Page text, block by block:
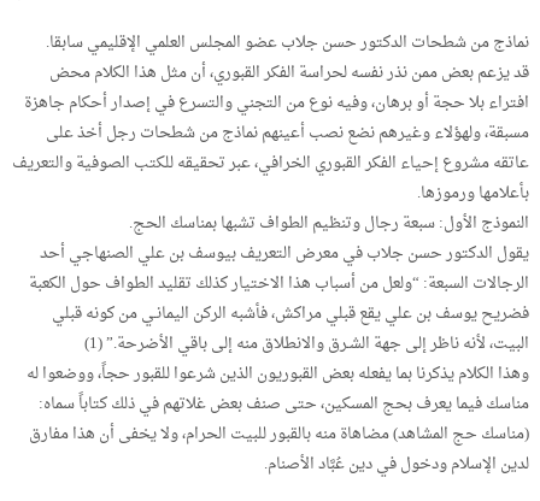
نماذج من شطحات الدكتور حسن جلاب عضو المجلس العلمي الإقليمي سابقا.
قد يزعم بعض ممن نذر نفسه لحراسة الفكر القبوري، أن مثل هذا الكلام محض
افتراء بلا حجة أو برهان، وفيه نوع من التجني والتسرع في إصدار أحكام جاهزة
مسبقة، ولهؤلاء وغيرهم نضع نصب أعينهم نماذج من شطحات رجل أخذ على
عاتقه مشروع إحياء الفكر القبوري الخرافي، عبر تحقيقه للكتب الصوفية والتعريف
بأعلامها ورموزها.
النموذج الأول: سبعة رجال وتنظيم الطواف تشبها بمناسك الحج.
يقول الدكتور حسن جلاب في معرض التعريف بيوسف بن علي الصنهاجي أحد
الرجالات السبعة: “ولعل من أسباب هذا الاختيار كذلك تقليد الطواف حول الكعبة
فضريح يوسف بن علي يقع قبلي مراكش، فأشبه الركن اليمانـي من كونه قبلي
البيت، لأنه ناظر إلى جهة الشـرق والانطلاق منه إلى باقي الأضرحة.” (1)
وهذا الكلام يذكرنا بما يفعله بعض القبوريون الذين شرعوا للقبور حجاً، ووضعوا له
مناسك فيما يعرف بحج المسكين، حتى صنف بعض غلاتهم في ذلك كتاباً سماه:
(مناسك حج المشاهد) مضاهاة منه بالقبور للبيت الحرام، ولا يخفى أن هذا مفارق
لدين الإسلام ودخول في دين عُبَّاد الأصنام.